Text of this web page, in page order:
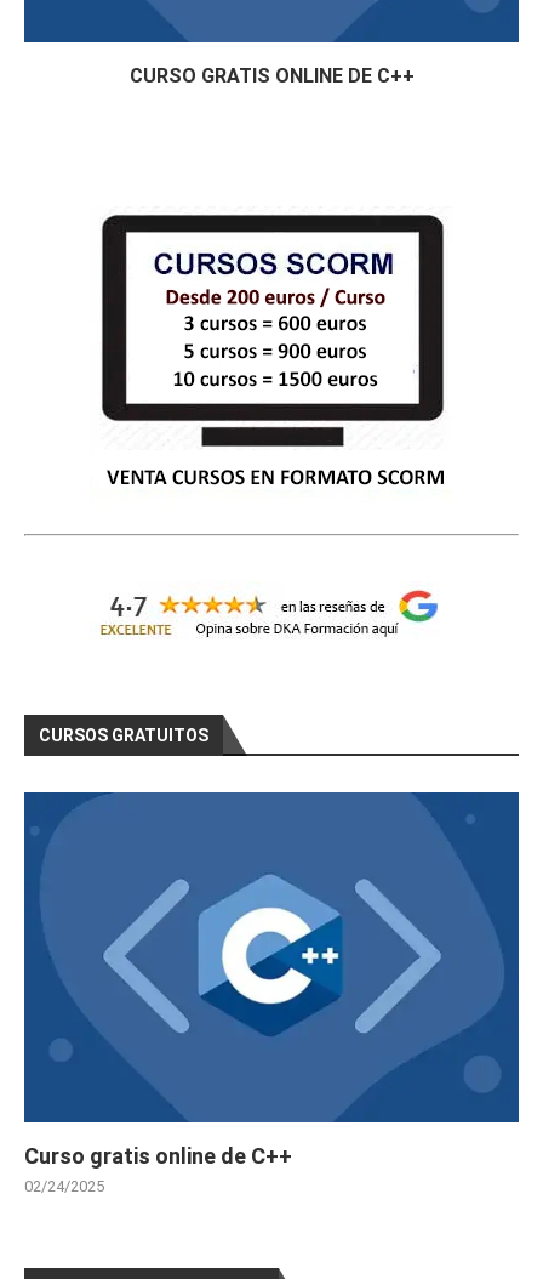
CURSO GRATIS ONLINE DE C++
CURSOS GRATUITOS
Curso gratis online de C++
02/24/2025